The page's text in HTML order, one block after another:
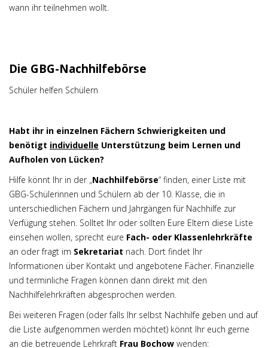
wann ihr teilnehmen wollt.
Die GBG-Nachhilfebörse
Schüler helfen Schülern
Habt ihr in einzelnen Fächern Schwierigkeiten und
benötigt individuelle Unterstützung beim Lernen und
Aufholen von Lücken?
Hilfe könnt Ihr in der „Nachhilfebörse“ finden, einer Liste mit
GBG-Schülerinnen und Schülern ab der 10. Klasse, die in
unterschiedlichen Fächern und Jahrgängen für Nachhilfe zur
Verfügung stehen. Solltet Ihr oder sollten Eure Eltern diese Liste
einsehen wollen, sprecht eure Fach- oder Klassenlehrkräfte
an oder fragt im Sekretariat nach. Dort findet Ihr
Informationen über Kontakt und angebotene Fächer. Finanzielle
und terminliche Fragen können dann direkt mit den
Nachhilfelehrkräften abgesprochen werden.
Bei weiteren Fragen (oder falls Ihr selbst Nachhilfe geben und auf
die Liste aufgenommen werden möchtet) könnt Ihr euch gerne
an die betreuende Lehrkraft Frau Bochow wenden: